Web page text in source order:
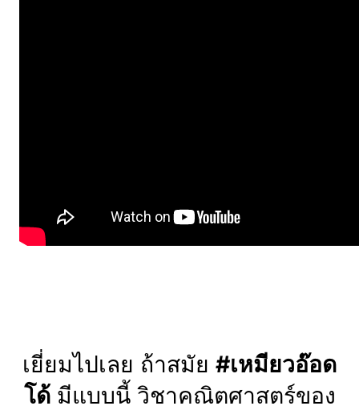
เยี่ยมไปเลย ถ้าสมัย #เหมียวอ๊อด
โด้มีแบบนี้ วิชาคณิตศาสตร์ของ